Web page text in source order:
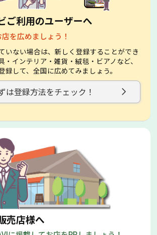
ご利用のユーザーへ
を広めましょう！
いない場合は、新しく登録することができ
・インテリア・雑貨・絨毯・ビアノなど、
録して、全国に広めてみましょう。
は登録方法をチェック！
売店様へ